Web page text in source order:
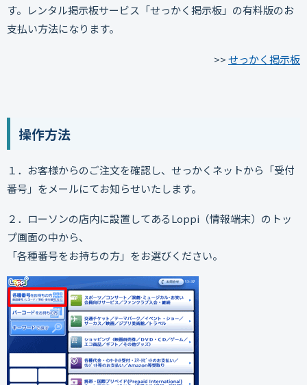
す。レンタル掲示板サービス「せっかく掲示板」の有料版のお
支払い方法になります。
>>せっかく掲示板
操作方法
１．お客様からのご注文を確認し、せっかくネットから「受付
番号」をメールにてお知らせいたします。
２．ローソンの店内に設置してあるLoppi（情報端末）のトッ
プ画面の中から、
「各種番号をお持ちの方」をお選びください。